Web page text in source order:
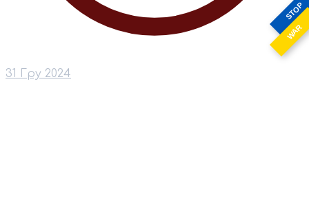
STOP
WAR
31 Гру 2024